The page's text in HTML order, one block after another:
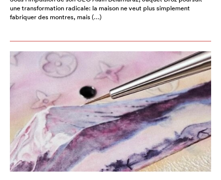
une transformation radicale: la maison ne veut plus simplement
fabriquer des montres, mais (…)